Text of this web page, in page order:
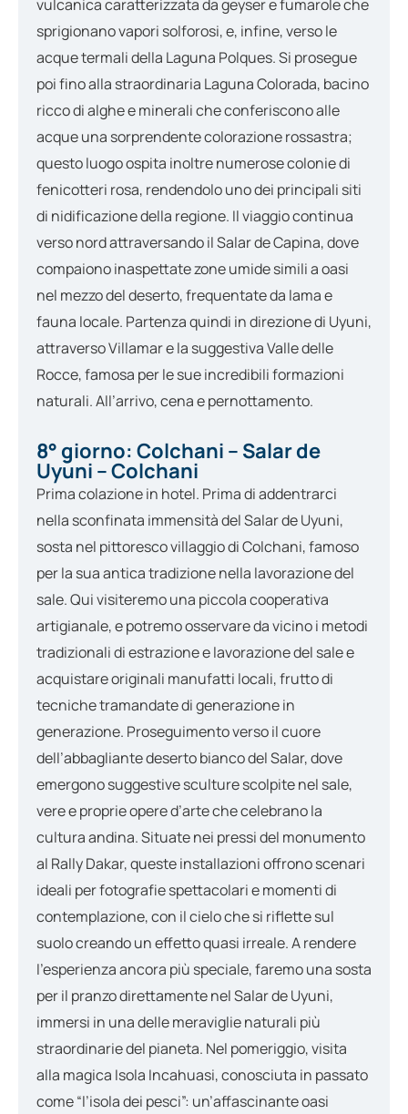
vulcanica caratterizzata da geyser e fumarole che
sprigionano vapori solforosi, e, infine, verso le
acque termali della Laguna Polques. Si prosegue
poi fino alla straordinaria Laguna Colorada, bacino
ricco di alghe e minerali che conferiscono alle
acque una sorprendente colorazione rossastra;
questo luogo ospita inoltre numerose colonie di
fenicotteri rosa, rendendolo uno dei principali siti
di nidificazione della regione. Il viaggio continua
verso nord attraversando il Salar de Capina, dove
compaiono inaspettate zone umide simili a oasi
nel mezzo del deserto, frequentate da lama e
fauna locale. Partenza quindi in direzione di Uyuni,
attraverso Villamar e la suggestiva Valle delle
Rocce, famosa per le sue incredibili formazioni
naturali. All’arrivo, cena e pernottamento.
8° giorno: Colchani – Salar de
Uyuni – Colchani
Prima colazione in hotel. Prima di addentrarci
nella sconfinata immensità del Salar de Uyuni,
sosta nel pittoresco villaggio di Colchani, famoso
per la sua antica tradizione nella lavorazione del
sale. Qui visiteremo una piccola cooperativa
artigianale, e potremo osservare da vicino i metodi
tradizionali di estrazione e lavorazione del sale e
acquistare originali manufatti locali, frutto di
tecniche tramandate di generazione in
generazione. Proseguimento verso il cuore
dell’abbagliante deserto bianco del Salar, dove
emergono suggestive sculture scolpite nel sale,
vere e proprie opere d’arte che celebrano la
cultura andina. Situate nei pressi del monumento
al Rally Dakar, queste installazioni offrono scenari
ideali per fotografie spettacolari e momenti di
contemplazione, con il cielo che si riflette sul
suolo creando un effetto quasi irreale. A rendere
l’esperienza ancora più speciale, faremo una sosta
per il pranzo direttamente nel Salar de Uyuni,
immersi in una delle meraviglie naturali più
straordinarie del pianeta. Nel pomeriggio, visita
alla magica Isola Incahuasi, conosciuta in passato
come “l’isola dei pesci”: un’affascinante oasi